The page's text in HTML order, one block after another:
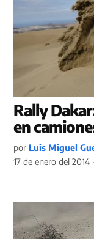
Rally
en
por Luis Miguel
17 de enero del 2014